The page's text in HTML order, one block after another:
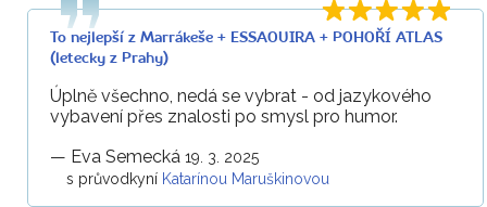
To nejlepší z Marrákeše + ESSAOUIRA + POHOŘÍ ATLAS
(letecky z Prahy)
Úplně všechno, nedá se vybrat - od jazykového
vybavení přes znalosti po smysl pro humor.
— Eva Semecká 19. 3. 2025
s průvodkyní Katarínou Maruškinovou